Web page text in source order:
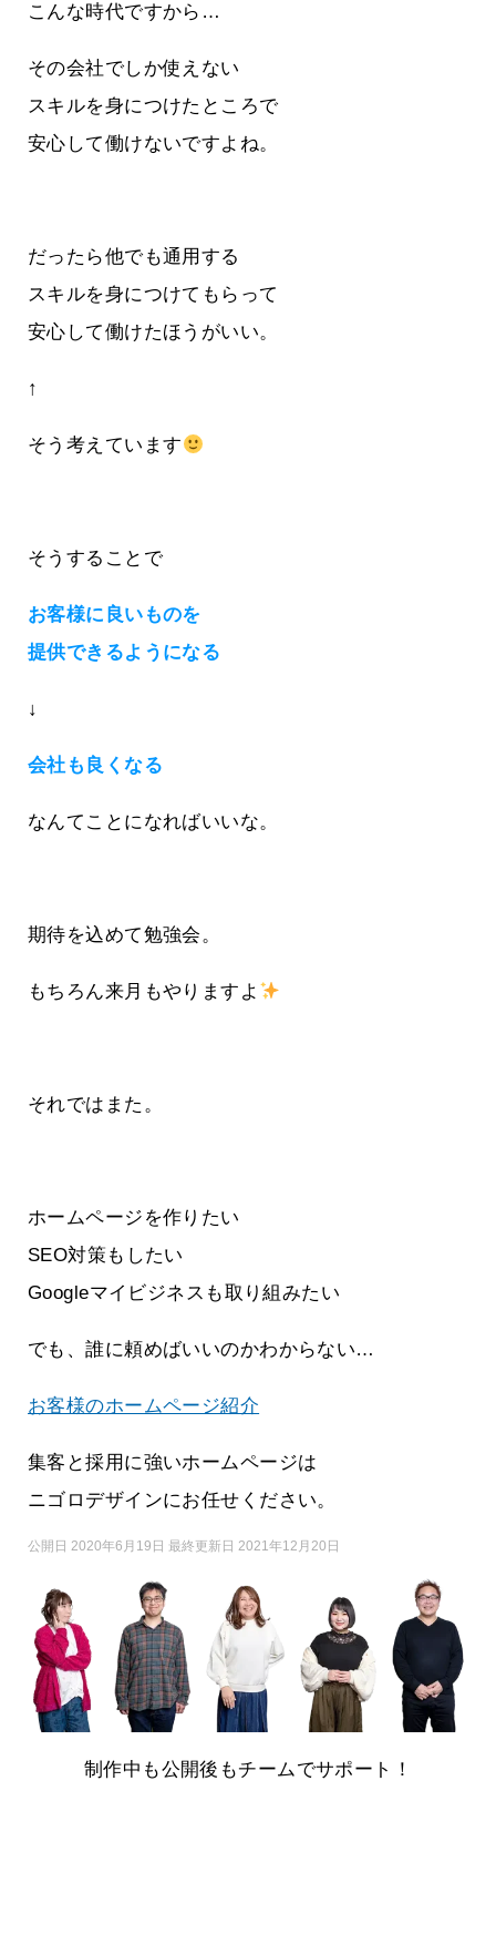
こんな時代ですから…
その会社でしか使えない
スキルを身につけたところで
安心して働けないですよね。
だったら他でも通用する
スキルを身につけてもらって
安心して働けたほうがいい。
↑
そう考えています
そうすることで
お客様に良いものを
提供できるようになる
↓
会社も良くなる
なんてことになればいいな。
期待を込めて勉強会。
もちろん来月もやりますよ
それではまた。
ホームページを作りたい
SEO対策もしたい
Googleマイビジネスも取り組みたい
でも、誰に頼めばいいのかわからない…
お客様のホームページ紹介
集客と採用に強いホームページは
ニゴロデザインにお任せください。
公開日 2020年6月19日 最終更新日 2021年12月20日
制作中も公開後もチームでサポート！